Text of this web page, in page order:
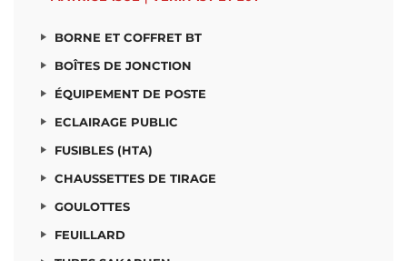
BORNE ET COFFRET BT
BOÎTES DE JONCTION
ÉQUIPEMENT DE POSTE
ECLAIRAGE PUBLIC
FUSIBLES (HTA)
CHAUSSETTES DE TIRAGE
GOULOTTES
FEUILLARD